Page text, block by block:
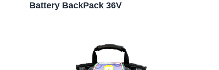
Battery BackPack 36V